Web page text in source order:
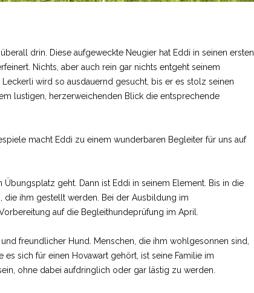
drin. Diese aufgeweckte Neugier hat Eddi in seinen ersten
Nichts, aber auch rein gar nichts entgeht seinem
wird so ausdauernd gesucht, bis er es stolz seinen
lustigen, herzerweichenden Blick die entsprechende
macht Eddi zu einem wunderbaren Begleiter für uns auf
Übungsplatz geht. Dann ist Eddi in seinem Element. Bis in die
die ihm gestellt werden. Bei der Ausbildung im
auf die Begleithundeprüfung im April.
freundlicher Hund. Menschen, die ihm wohlgesonnen sind,
sich für einen Hovawart gehört, ist seine Familie im
ohne dabei aufdringlich oder gar lästig zu werden.